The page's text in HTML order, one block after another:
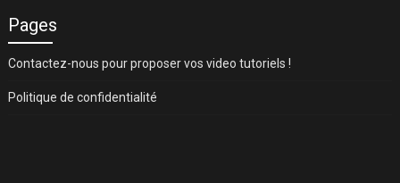
Pages
Contactez-nous pour proposer vos video tutoriels !
Politique de confidentialité